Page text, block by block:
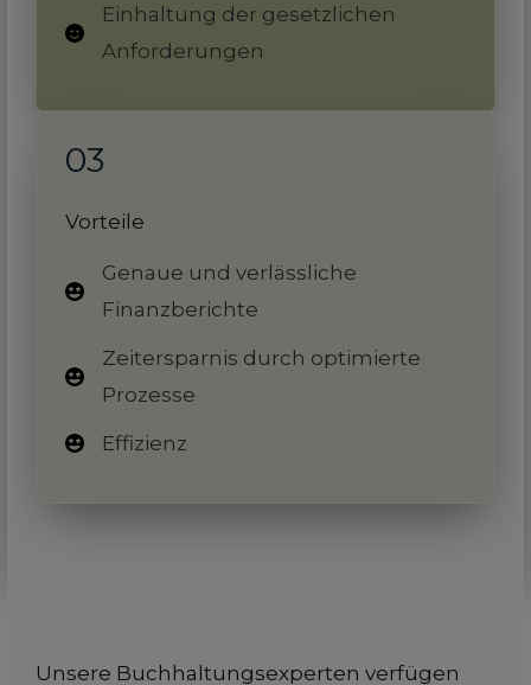
Einhaltung der gesetzlichen
Anforderungen
03
Vorteile
Genaue und verlässliche
Finanzberichte
Zeitersparnis durch optimierte
Prozesse
Effizienz
Unsere Buchhaltungsexperten verfügen